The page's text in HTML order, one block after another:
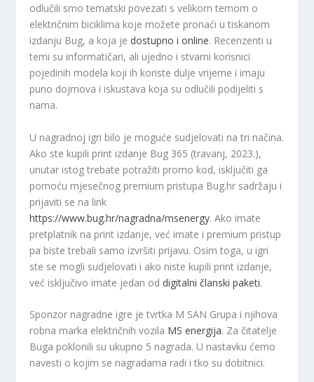
odlučili smo tematski povezati s velikom temom o
električnim biciklima koje možete pronaći u tiskanom
izdanju Bug, a koja je dostupno i online. Recenzenti u
temi su informatičari, ali ujedno i stvarni korisnici
pojedinih modela koji ih koriste dulje vrijeme i imaju
puno dojmova i iskustava koja su odlučili podijeliti s
nama.
U nagradnoj igri bilo je moguće sudjelovati na tri načina.
Ako ste kupili print izdanje Bug 365 (travanj, 2023.),
unutar istog trebate potražiti promo kod, isključiti ga
pomoću mjesečnog premium pristupa Bug.hr sadržaju i
prijaviti se na link
https://www.bug.hr/nagradna/msenergy. Ako imate
pretplatnik na print izdanje, već imate i premium pristup
pa biste trebali samo izvršiti prijavu. Osim toga, u igri
ste se mogli sudjelovati i ako niste kupili print izdanje,
već isključivo imate jedan od digitalni članski paketi.
Sponzor nagradne igre je tvrtka M SAN Grupa i njihova
robna marka električnih vozila MS energija. Za čitatelje
Buga poklonili su ukupno 5 nagrada. U nastavku ćemo
navesti o kojim se nagradama radi i tko su dobitnici.